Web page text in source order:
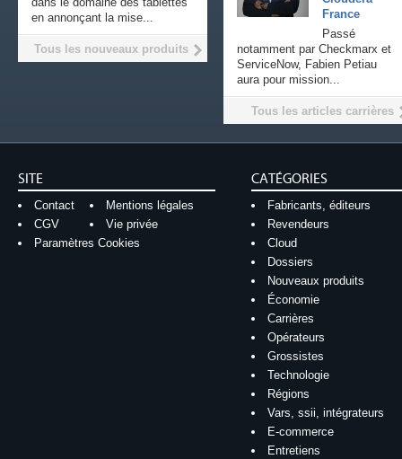
France
Passé
notamment par Checkmarx et
ServiceNow, Fabien Petiau
aura pour mission...
Tous les articles carrières
en annonçant la mise...
Tous les nouveaux produits
SITE
Contact
Mentions légales
CGV
Vie privée
Paramètres Cookies
CATÉGORIES
Fabricants, éditeurs
Revendeurs
Cloud
Dossiers
Nouveaux produits
Économie
Carrières
Opérateurs
Grossistes
Technologie
Régions
Vars, ssii, intégrateurs
E-commerce
Entretiens